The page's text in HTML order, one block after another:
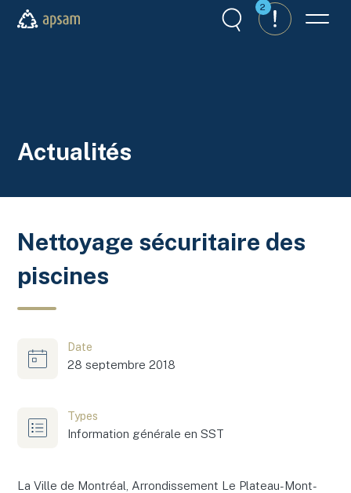
Aller au contenu principal
RechercheAlertes
2
Menu
Actualités
Nettoyage sécuritaire des
piscines
Date
28 septembre 2018
Types
Information générale en SST
La Ville de Montréal, Arrondissement Le Plateau-Mont-